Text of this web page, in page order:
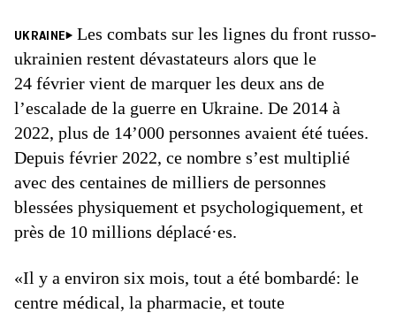
UKRAINE
Les combats sur les lignes du front russo-
ukrainien restent dévastateurs alors que le
24 février vient de marquer les deux ans de
l’escalade de la guerre en Ukraine. De 2014 à
2022, plus de 14’000 personnes avaient été tuées.
Depuis février 2022, ce nombre s’est multiplié
avec des centaines de milliers de personnes
blessées physiquement et psychologiquement, et
près de 10 millions déplacé·es.
«Il y a environ six mois, tout a été bombardé: le
centre médical, la pharmacie, et toute